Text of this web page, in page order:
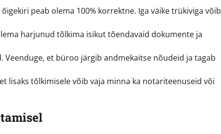
peab olema 100% korrektne. Iga väike trükiviga võib
harjunud tõlkima isikut tõendavaid dokumente ja
et büroo järgib andmekaitse nõudeid ja tagab
lisaks tõlkimisele võib vaja minna ka notariteenuseid või